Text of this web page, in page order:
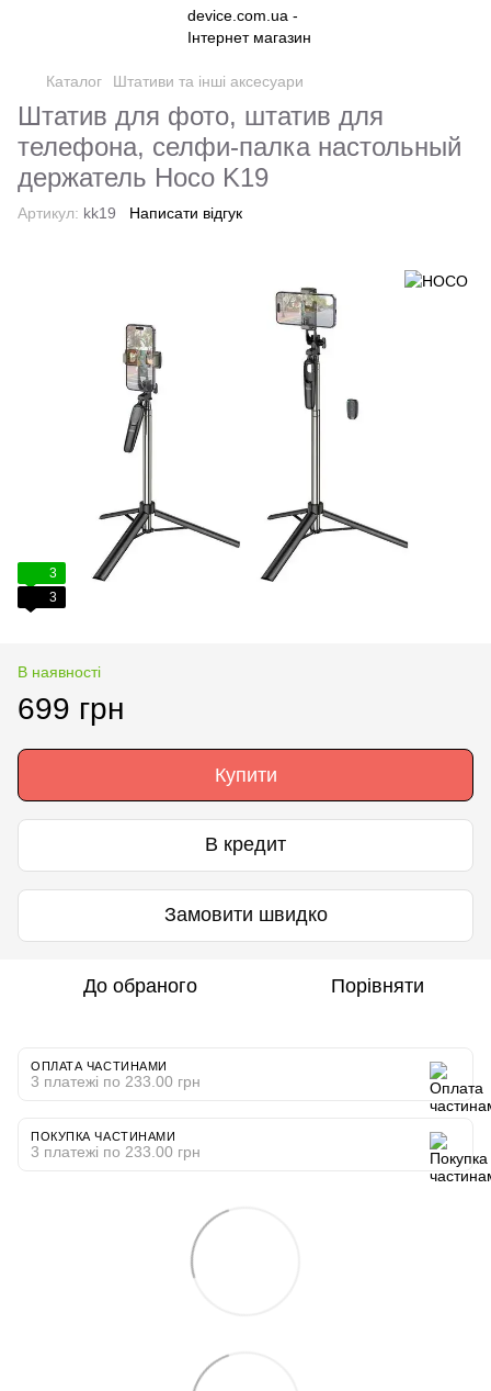
Каталог Штативи та інші аксесуари
Штатив для фото, штатив для
телефона, селфи-палка настольный
держатель Hoco K19
Артикул: kk19 Написати відгук
3
3
В наявності
699 грн
Купити
В кредит
Замовити швидко
До обраного Порівняти
ОПЛАТА ЧАСТИНАМИ
3 платежі по 233.00 грн
ПОКУПКА ЧАСТИНАМИ
3 платежі по 233.00 грн